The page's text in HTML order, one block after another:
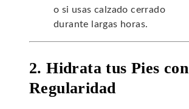
o si usas calzado cerrado
durante largas horas.
2. Hidrata tus Pies con
Regularidad